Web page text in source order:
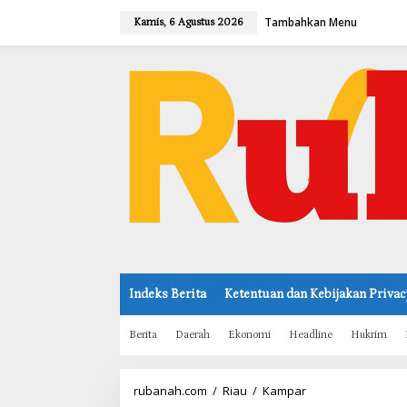
Kamis, 6 Agustus 2026 Tambahkan Menu
Indeks Berita Ketentuan dan Kebijakan
Berita Daerah Ekonomi Headline Hukrim
rubanah.com / Riau / Kampar